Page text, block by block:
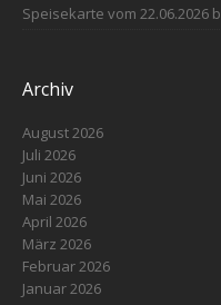
Speisekarte vom 22.06.2026
Archiv
August 2026
Juli 2026
Juni 2026
Mai 2026
April 2026
März 2026
Februar 2026
Januar 2026